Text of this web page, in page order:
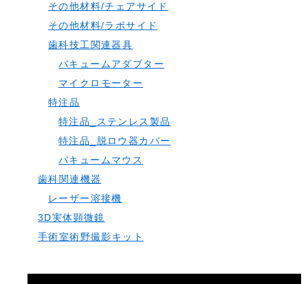
その他材料/チェアサイド
その他材料/ラボサイド
歯科技工関連器具
バキュームアダプター
マイクロモーター
特注品
特注品_ステンレス製品
特注品_脱ロウ器カバー
バキュームマウス
歯科関連機器
レーザー溶接機
3D実体顕微鏡
手術室術野撮影キット